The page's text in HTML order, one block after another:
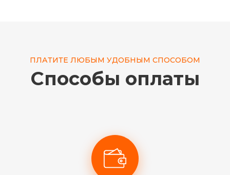
ПЛАТИТЕ ЛЮБЫМ УДОБНЫМ СПОСОБОМ
Способы оплаты